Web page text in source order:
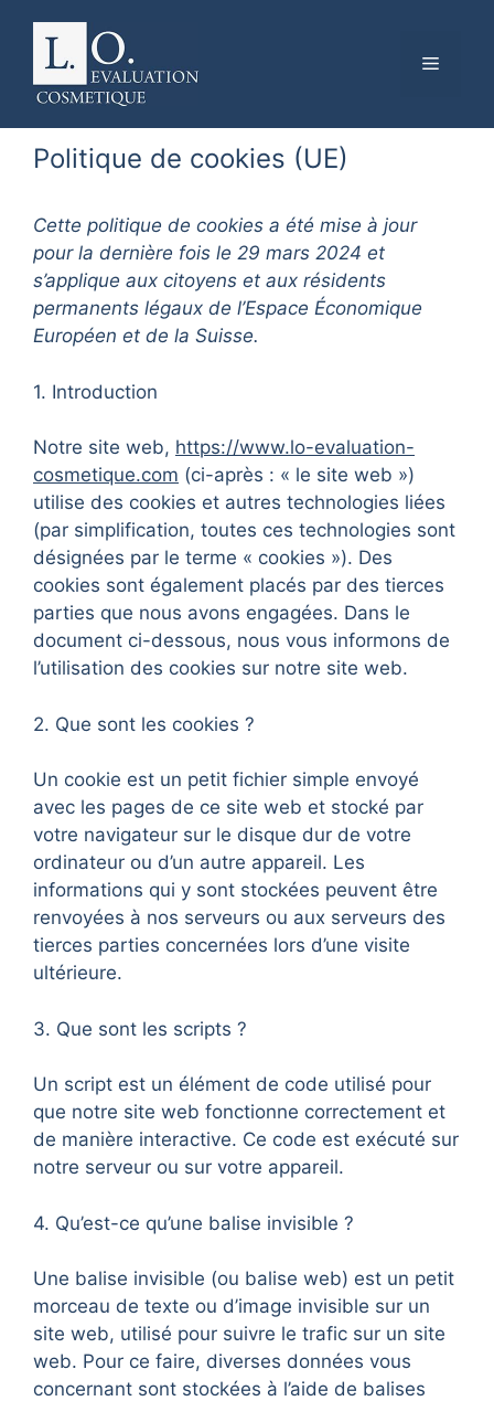
Aller
Menu
Politique de cookies (UE)
Cette politique de cookies a été mise à jour
pour la dernière fois le 29 mars 2024 et
s’applique aux citoyens et aux résidents
permanents légaux de l’Espace Économique
Européen et de la Suisse.
1. Introduction
Notre site web, https://www.lo-evaluation-
cosmetique.com (ci-après : « le site web »)
utilise des cookies et autres technologies liées
(par simplification, toutes ces technologies sont
désignées par le terme « cookies »). Des
cookies sont également placés par des tierces
parties que nous avons engagées. Dans le
document ci-dessous, nous vous informons de
l’utilisation des cookies sur notre site web.
2. Que sont les cookies ?
Un cookie est un petit fichier simple envoyé
avec les pages de ce site web et stocké par
votre navigateur sur le disque dur de votre
ordinateur ou d’un autre appareil. Les
informations qui y sont stockées peuvent être
renvoyées à nos serveurs ou aux serveurs des
tierces parties concernées lors d’une visite
ultérieure.
3. Que sont les scripts ?
Un script est un élément de code utilisé pour
que notre site web fonctionne correctement et
de manière interactive. Ce code est exécuté sur
notre serveur ou sur votre appareil.
4. Qu’est-ce qu’une balise invisible ?
Une balise invisible (ou balise web) est un petit
morceau de texte ou d’image invisible sur un
site web, utilisé pour suivre le trafic sur un site
web. Pour ce faire, diverses données vous
concernant sont stockées à l’aide de balises